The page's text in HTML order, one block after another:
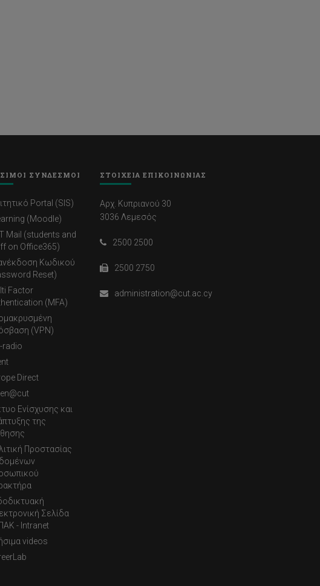
ΣΥΝΔΕΣΜΟΙ
Portal (SIS)
(Moodle)
Mail (students and
on Office365)
Κωδικού
Reset)
Factor
(MFA)
(VPN)
radio
Direct
Ενίσχυσης και
της
Προστασίας
Σελίδα
- Intranet
videos
ΣΤΟΙΧΕΙΑ ΕΠΙΚΟΙΝΩΝΙΑΣ
Αρχ. Κυπριανού 30
3036 Λεμεσός
2500 2500
2500 2750
administration@cut.ac.cy